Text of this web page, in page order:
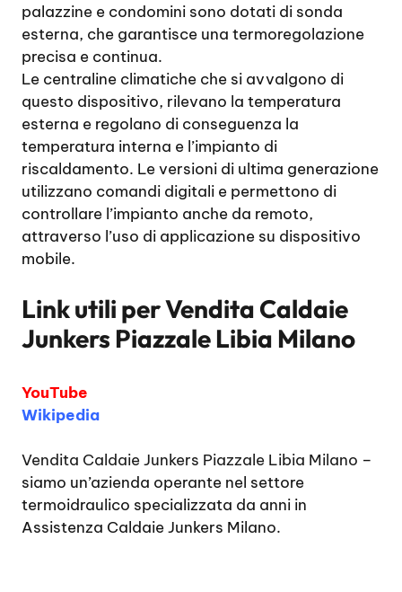
palazzine e condomini sono dotati di sonda
esterna, che garantisce una termoregolazione
precisa e continua.
Le centraline climatiche che si avvalgono di
questo dispositivo, rilevano la temperatura
esterna e regolano di conseguenza la
temperatura interna e l’impianto di
riscaldamento. Le versioni di ultima generazione
utilizzano comandi digitali e permettono di
controllare l’impianto anche da remoto,
attraverso l’uso di applicazione su dispositivo
mobile.
Link utili perVendita Caldaie
Junkers Piazzale Libia Milano
YouTube
Wikipedia
Vendita Caldaie Junkers Piazzale Libia Milano –
siamo un’azienda operante nel settore
termoidraulico specializzata da anni in
Assistenza Caldaie Junkers Milano.